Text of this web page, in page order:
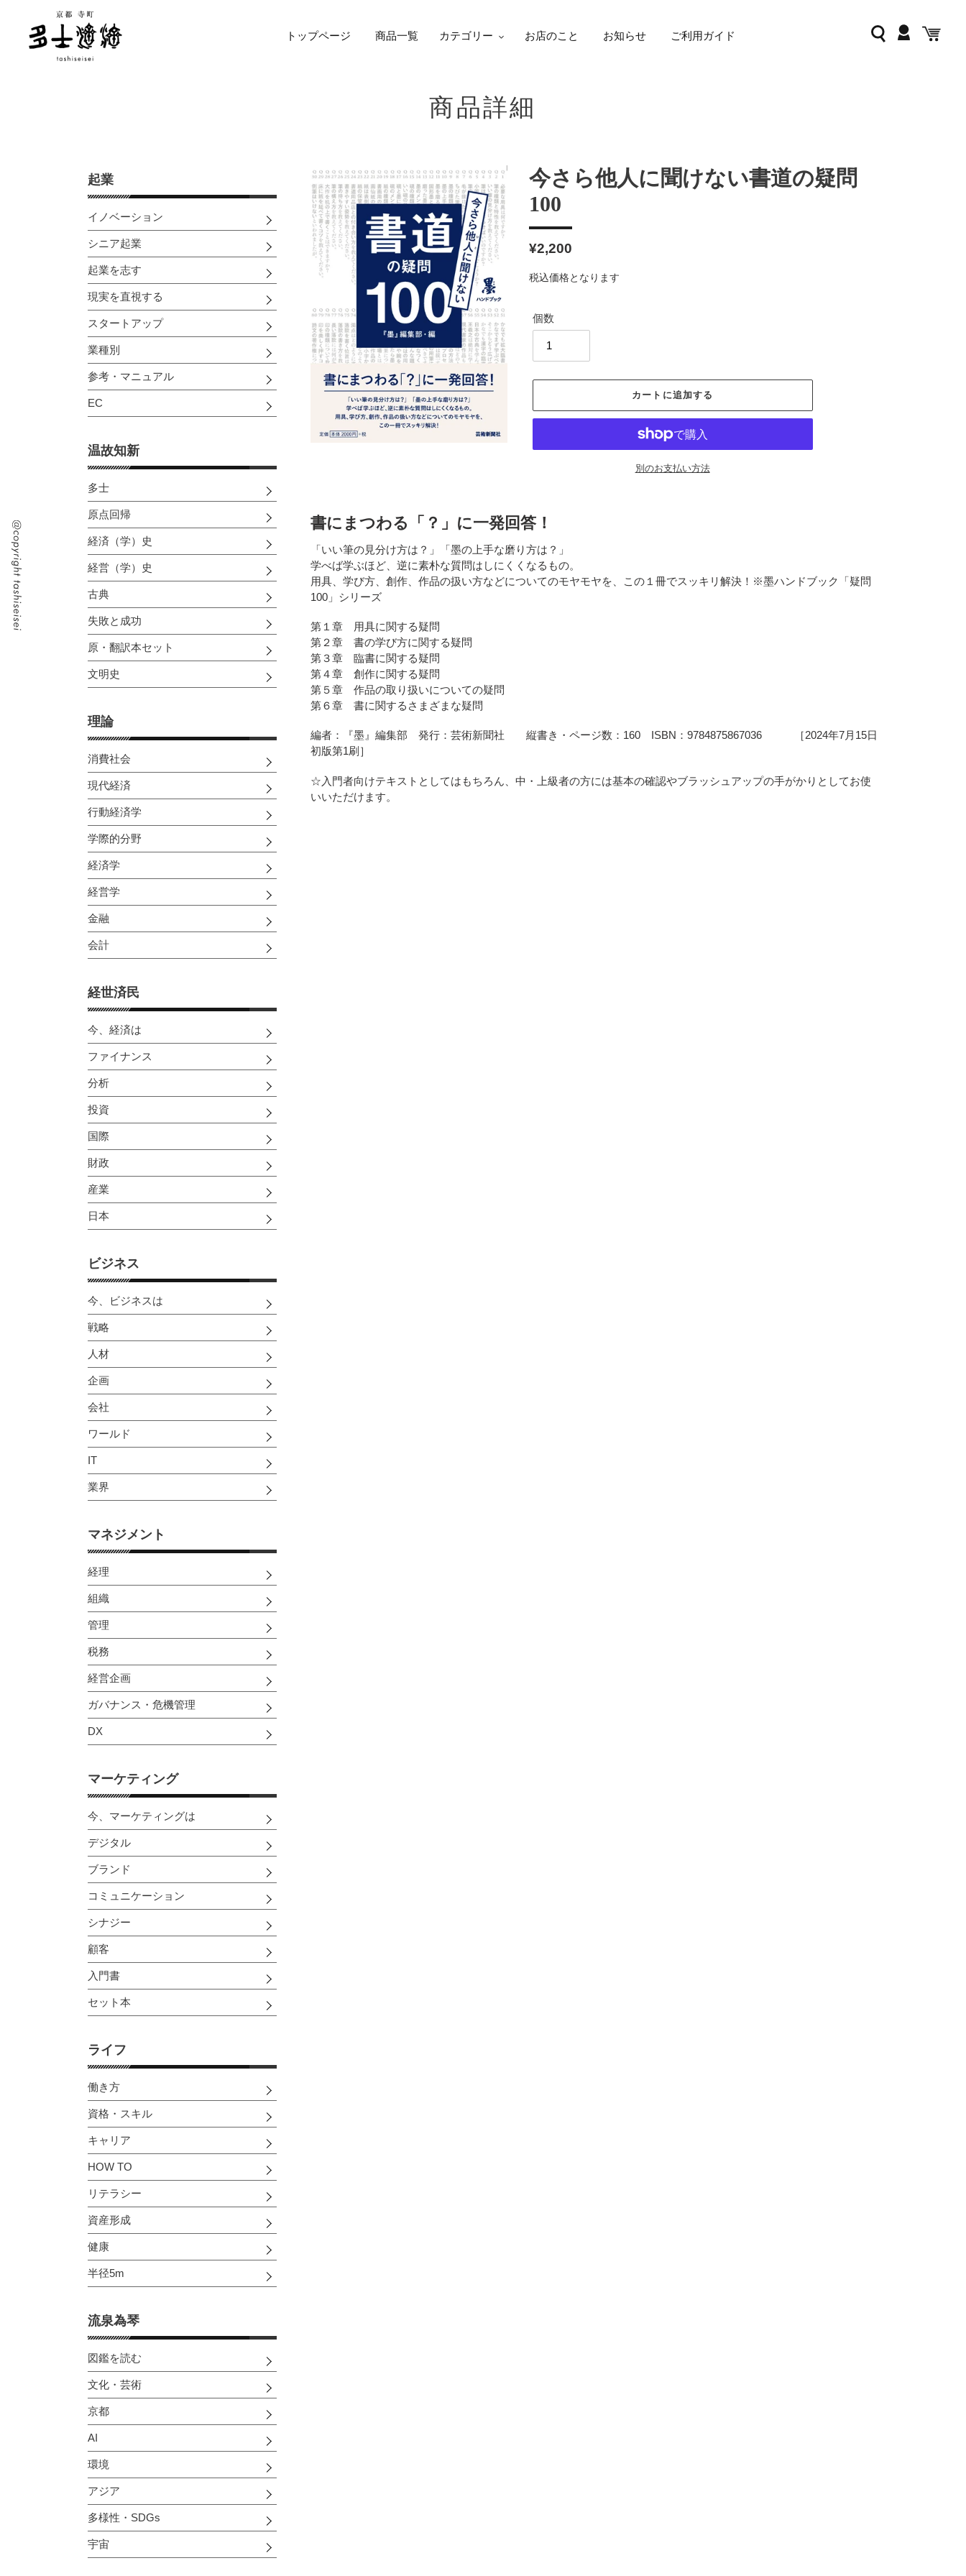
トップページ 商品一覧 カテゴリー お店のこと お知らせ ご利用ガイド 検索 ログインカー
商品詳細
起業
イノベーション
シニア起業
起業を志す
現実を直視する
スタートアップ
業種別
参考・マニュアル
EC
温故知新
多士
原点回帰
経済（学）史
経営（学）史
古典
失敗と成功
原・翻訳本セット
文明史
理論
消費社会
現代経済
行動経済学
学際的分野
経済学
経営学
金融
会計
経世済民
今、経済は
ファイナンス
分析
投資
国際
財政
産業
日本
ビジネス
今、ビジネスは
戦略
人材
企画
会社
ワールド
IT
業界
マネジメント
経理
組織
管理
税務
経営企画
ガバナンス・危機管理
DX
マーケティング
今、マーケティングは
デジタル
ブランド
コミュニケーション
シナジー
顧客
入門書
セット本
ライフ
働き方
資格・スキル
キャリア
HOW TO
リテラシー
資産形成
健康
半径5m
流泉為琴
図鑑を読む
文化・芸術
京都
AI
環境
アジア
多様性・SDGs
宇宙
今さら他人に聞けない書道の疑問
100
通
¥2,200
税込価格となります
個数
カートに追加する
別のお支払い方法
ー
ト
に
商
品
書にまつわる「？」に一発回答！
「いい筆の見分け方は？」「墨の上手な磨り方は？」
学べば学ぶほど、逆に素朴な質問はしにくくなるもの。
用具、学び方、創作、作品の扱い方などについてのモヤモヤを、この１冊でスッキリ解決！※墨ハンドブック「疑問
100」シリーズ
第１章 用具に関する疑問
第２章 書の学び方に関する疑問
第３章 臨書に関する疑問
第４章 創作に関する疑問
第５章 作品の取り扱いについての疑問
第６章 書に関するさまざまな疑問
編者：『墨』編集部 発行：芸術新聞社縦書き・ページ数：160 ISBN：9784875867036 ［2024年7月15日
初版第1刷］
☆入門者向けテキストとしてはもちろん、中・上級者の方には基本の確認やブラッシュアップの手がかりとしてお使
いいただけます。